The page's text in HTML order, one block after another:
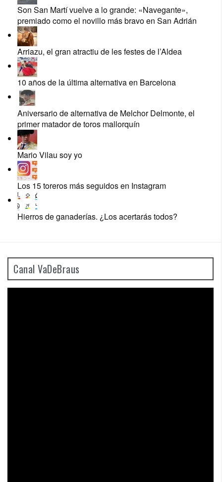
Son San Martí vuelve a lo grande: «Navegante»,
premiado como el novillo más bravo en San Adrián
Arriazu, el gran atractiu de les festes de l’Aldea
10 años de la última alternativa en Barcelona
Aniversario de alternativa de Melchor Delmonte, el
primer matador de toros mallorquín
Mario Vilau soy yo
Los 15 toreros más seguidos en Instagram
Hierros de ganaderías. ¿Los acertarás todos?
Canal VaDeBraus